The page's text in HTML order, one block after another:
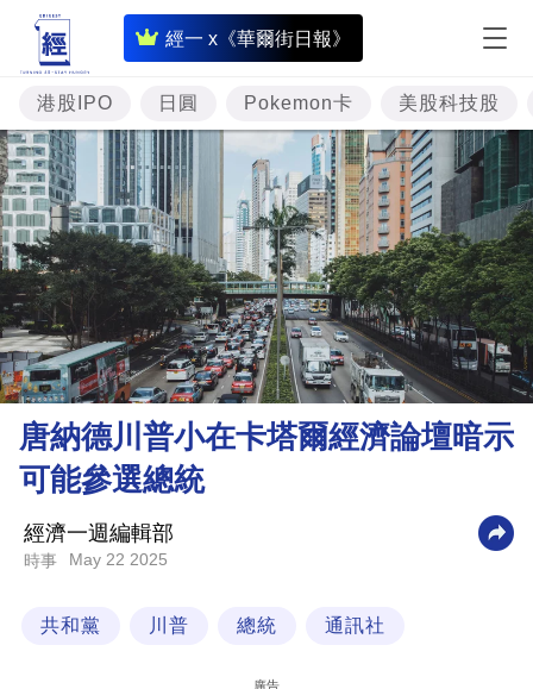
經一 x《華爾街日報》
即
時
財
經
專
題
投
資
樓
市
理
財
商
業
科
港股IPO 日圓 Pokemon卡 美股科技股
唐納德川普小在卡塔爾經濟論壇暗示
可能參選總統
經濟一週編輯部
時事 May 22 2025
共和黨 川普 總統 通訊社
廣告